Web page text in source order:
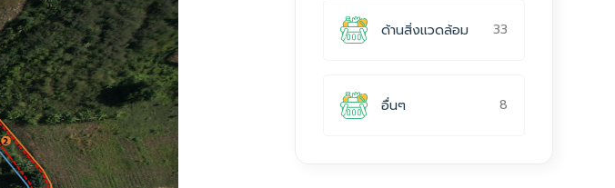
ด้านสิ่งแวดล้อม 33
อื่นๆ 8